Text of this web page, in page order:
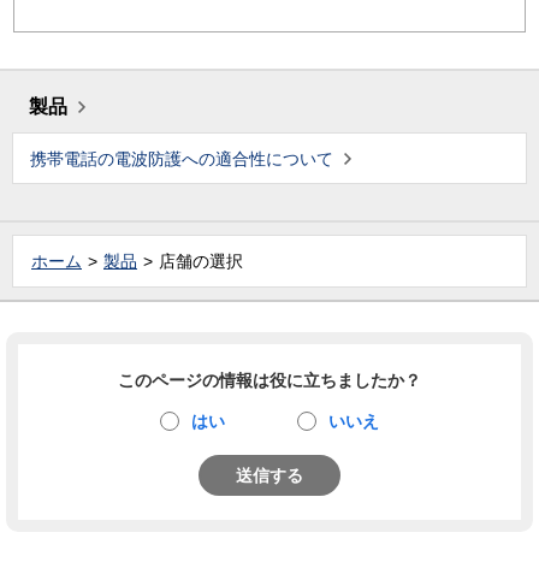
製品
携帯電話の電波防護への適合性について
ホーム 製品 店舗の選択
このページの情報は役に立ちましたか？
はい いいえ
送信する